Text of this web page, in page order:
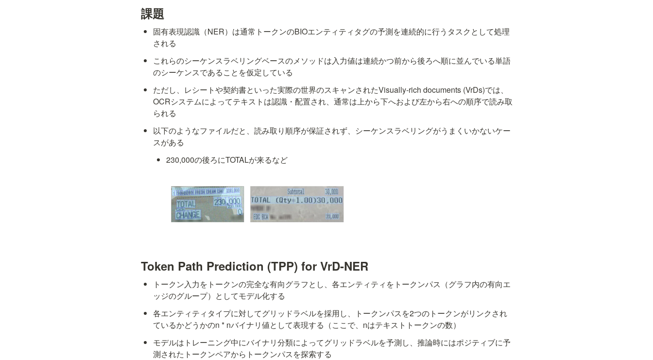
課題
固有表現認識（NER）は通常トークンのBIOエンティティタグの予測を連続的に行うタスクとして処理
される
これらのシーケンスラベリングベースのメソッドは入力値は連続かつ前から後ろへ順に並んでいる単語
のシーケンスであることを仮定している
ただし、レシートや契約書といった実際の世界のスキャンされたVisually-rich documents (VrDs)では、
OCRシステムによってテキストは認識・配置され、通常は上から下へおよび左から右への順序で読み取
られる
以下のようなファイルだと、読み取り順序が保証されず、シーケンスラベリングがうまくいかないケー
スがある
230,000の後ろにTOTALが来るなど
Token Path Prediction (TPP) for VrD-NER
トークン入力をトークンの完全な有向グラフとし、各エンティティをトークンパス（グラフ内の有向エ
ッジのグループ）としてモデル化する
各エンティティタイプに対してグリッドラベルを採用し、トークンパスを2つのトークンがリンクされ
ているかどうかのn * nバイナリ値として表現する（ここで、nはテキストトークンの数）
モデルはトレーニング中にバイナリ分類によってグリッドラベルを予測し、推論時にはポジティブに予
測されたトークンペアからトークンパスを探索する